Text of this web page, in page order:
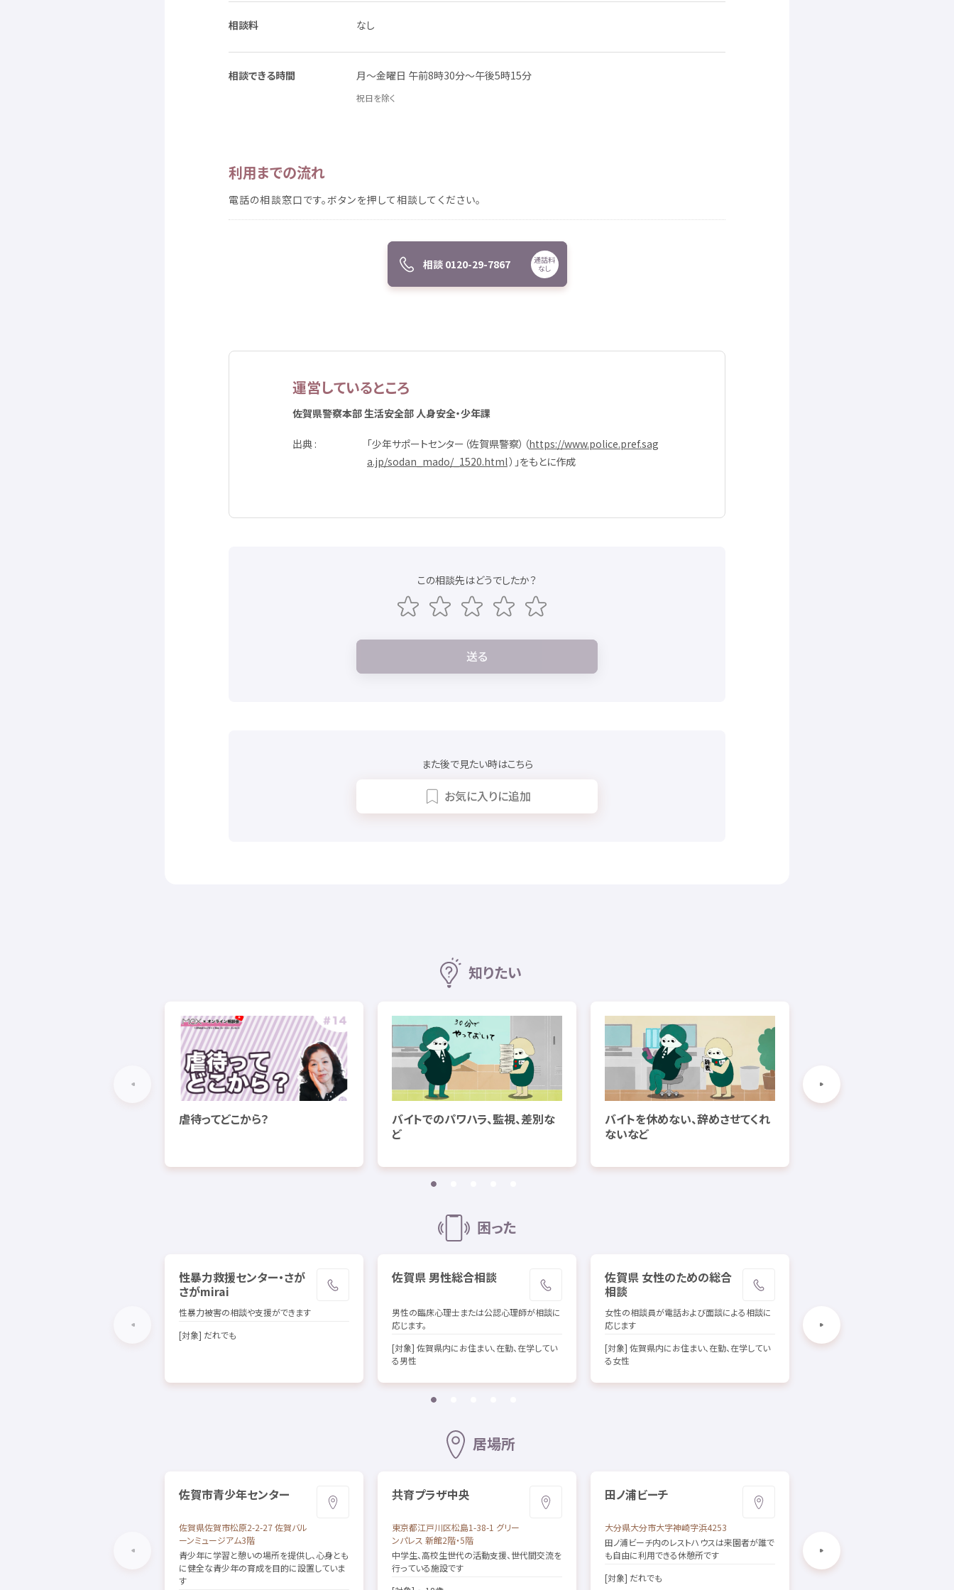
相談料 なし
相談できる時間 月～金曜日 午前8時30分～午後5時15分
祝日を除く
利用までの流れ
電話の相談窓口です。ボタンを押 して相談 してください。
相談 0120-29-7867
通話料
なし
運営しているところ
佐賀県警察本部生活安全部人身安全・少年課
出典 「少年サポートセンター（佐賀県警察）（https://www.police.pref.sag
a.jp/sodan_mado/_1520.html）」をもとに作成
この相談先はどうでしたか？
送る
また後で見たい時はこちら
お気に入りに追加
知りたい
虐待ってどこから？ バイトでのパワハラ、監視、差別な
ど
バイトを休めない、辞めさせてくれ
ないなど
困った
性暴力救援センター・さが
さがmirai
性暴力被害の相談や支援ができます
[対象] だれでも
佐賀県男性総合相談
男性の臨床心理士または公認心理師が相談に
応じます。
[対象] 佐賀県内にお住まい、 在勤、 在学してい
る男性
佐賀県 女性のための総合
相談
女性の相談員が電話および面談による相談に
応じます
[対象] 佐賀県内にお住まい、 在勤、 在学してい
る女性
対象] ～19
居場所
佐賀市青少年センター
佐賀県佐賀市松原2-2-27佐賀バル
ーンミュージアム3階
青少年に学習と憩いの場所を提供し、心身とも
に健全な青少年の育成を目的に設置していま
す
共育プラザ中央
東京都江戸川区松島1-38-1 グリー
ンパレス 新館2階・5階
中学生、高校生世代の活動支援、世代間交流を
行っている施設です
田ノ浦ビーチ
大分県大分市大字神崎字浜4253
田ノ浦ビーチ内のレストハウスは来園者が誰で
も自由に利用できる休憩所です
[対象] だれでも
3、4
階
す